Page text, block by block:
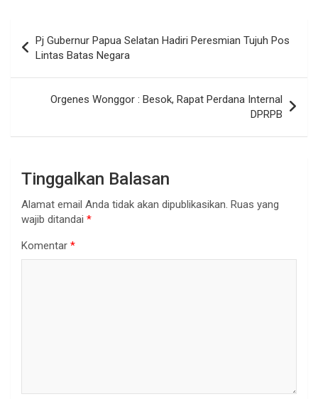
pos
Pj Gubernur Papua Selatan Hadiri Peresmian Tujuh Pos
Lintas Batas Negara
Orgenes Wonggor : Besok, Rapat Perdana Internal
DPRPB
Tinggalkan Balasan
Alamat email Anda tidak akan dipublikasikan. Ruas yang
wajib ditandai *
Komentar *